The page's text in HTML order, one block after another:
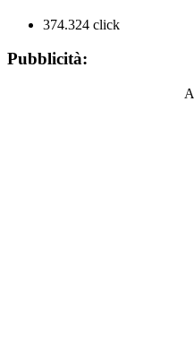
374.324 click
Pubblicità: